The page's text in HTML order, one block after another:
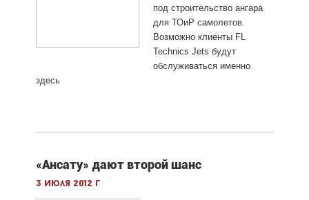
под строительство ангара
для ТОиР самолетов.
Возможно клиенты FL
Technics Jets будут
обслуживаться именно
здесь
«Ансату» дают второй шанс
3 июля 2012 г